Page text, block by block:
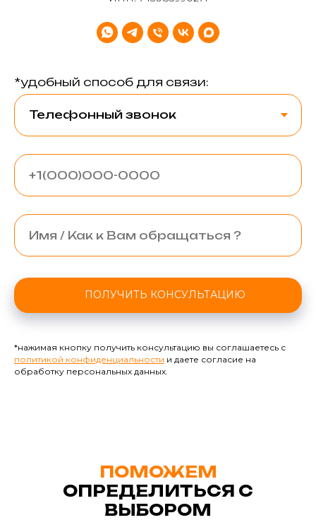
*удобный способ для связи:
ПОЛУЧИТЬ КОНСУЛЬТАЦИЮ
*нажимая кнопку получить консультацию вы соглашаетесь с
политикой конфиденциальности и даете согласие на
обработку персональных данных.
ПОМОЖЕМ
ОПРЕДЕЛИТЬСЯ С
ВЫБОРОМ